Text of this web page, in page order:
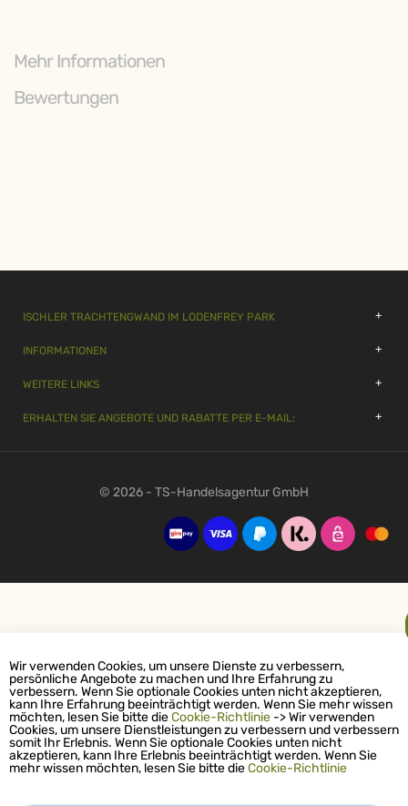
Mehr Informationen
Bewertungen
ISCHLER TRACHTENGWAND IM LODENFREY PARK
INFORMATIONEN
WEITERE LINKS
ERHALTEN SIE ANGEBOTE UND RABATTE PER E-MAIL:
© 2026 - TS-Handelsagentur GmbH
Wir verwenden Cookies, um unsere Dienste zu verbessern,
persönliche Angebote zu machen und Ihre Erfahrung zu
verbessern. Wenn Sie optionale Cookies unten nicht akzeptieren,
kann Ihre Erfahrung beeinträchtigt werden. Wenn Sie mehr wissen
möchten, lesen Sie bitte dieCookie-Richtlinie -> Wir verwenden
Cookies, um unsere Dienstleistungen zu verbessern und verbessern
somit Ihr Erlebnis. Wenn Sie optionale Cookies unten nicht
akzeptieren, kann Ihre Erlebnis beeinträchtigt werden. Wenn Sie
mehr wissen möchten, lesen Sie bitte dieCookie-Richtlinie